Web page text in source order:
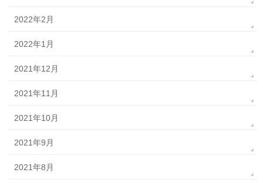
2022年2月
2022年1月
2021年12月
2021年11月
2021年10月
2021年9月
2021年8月